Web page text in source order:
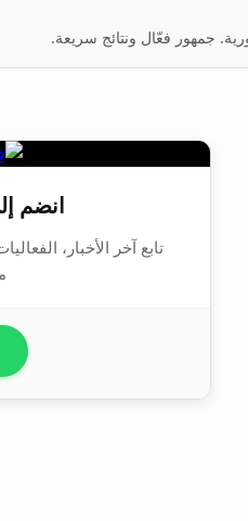
جمهور فعّال ونتائج سريعة.
انضم
تابع آخر الأخبار،